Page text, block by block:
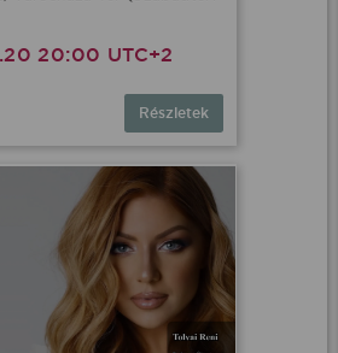
20:00 UTC+2
Részletek